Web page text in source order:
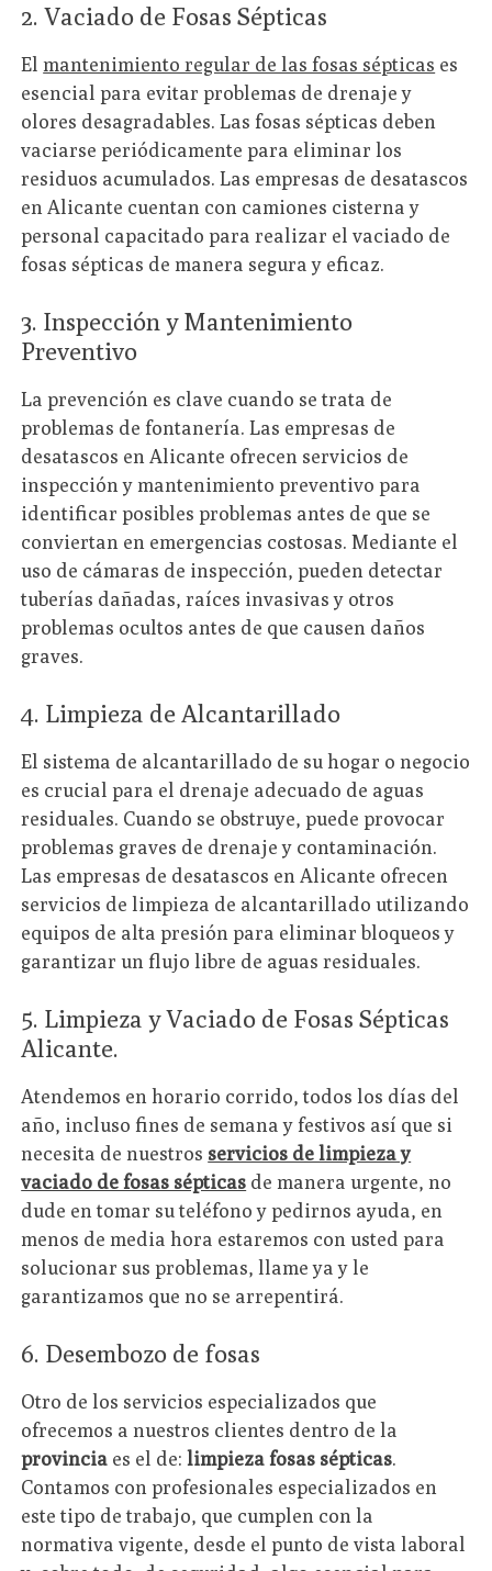
2. Vaciado de Fosas Sépticas
Elmantenimiento regular de las fosas sépticas es
esencial para evitar problemas de drenaje y
olores desagradables. Las fosas sépticas deben
vaciarse periódicamente para eliminar los
residuos acumulados. Las empresas de desatascos
en Alicante cuentan con camiones cisterna y
personal capacitado para realizar el vaciado de
fosas sépticas de manera segura y eficaz.
3. Inspección y Mantenimiento
Preventivo
La prevención es clave cuando se trata de
problemas de fontanería. Las empresas de
desatascos en Alicante ofrecen servicios de
inspección y mantenimiento preventivo para
identificar posibles problemas antes de que se
conviertan en emergencias costosas. Mediante el
uso de cámaras de inspección, pueden detectar
tuberías dañadas, raíces invasivas y otros
problemas ocultos antes de que causen daños
graves.
4. Limpieza de Alcantarillado
El sistema de alcantarillado de su hogar o negocio
es crucial para el drenaje adecuado de aguas
residuales. Cuando se obstruye, puede provocar
problemas graves de drenaje y contaminación.
Las empresas de desatascos en Alicante ofrecen
servicios de limpieza de alcantarillado utilizando
equipos de alta presión para eliminar bloqueos y
garantizar un flujo libre de aguas residuales.
5. Limpieza y Vaciado de Fosas Sépticas
Alicante.
Atendemos en horario corrido, todos los días del
año, incluso fines de semana y festivos así que si
necesita de nuestros servicios de limpieza y
vaciado de fosas sépticas de manera urgente, no
dude en tomar su teléfono y pedirnos ayuda, en
menos de media hora estaremos con usted para
solucionar sus problemas, llame ya y le
garantizamos que no se arrepentirá.
6. Desembozo de fosas
Otro de los servicios especializados que
ofrecemos a nuestros clientes dentro de la
provincia es el de:limpieza fosas sépticas.
Contamos con profesionales especializados en
este tipo de trabajo, que cumplen con la
normativa vigente, desde el punto de vista laboral